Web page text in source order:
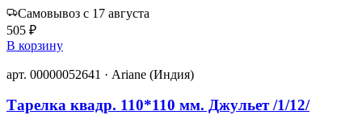
Самовывоз с 17 августа
505 ₽
В корзину
арт. 00000052641 · Ariane (Индия)
Тарелка квадр. 110*110 мм. Джульет /1/12/